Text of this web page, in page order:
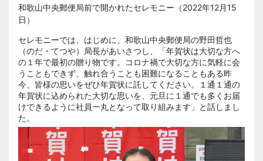
和歌山中央郵便局前で開かれたセレモニー（2022年12月15
日）
セレモニーでは、はじめに、和歌山中央郵便局の野田哲也
（のだ・てつや）局長があいさつし、「年賀状は大切な方へ
の１年で最初の贈り物です。コロナ禍で大切な方に気軽に会
うこともできず、触れ合うことも困難になることもある昨
今、皆様の思いをぜひ年賀状に託してください。１通１通の
年賀状に込められた大切な思いを、元旦に１通でも多くお届
けできるように社員一丸となって取り組みます」と話しまし
た。